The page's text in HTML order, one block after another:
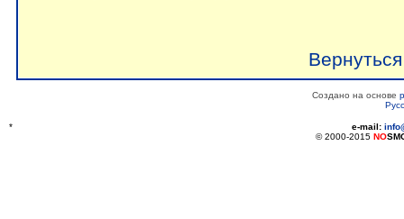
Создано на основе
* e-mail:
© 2000-2015 NO